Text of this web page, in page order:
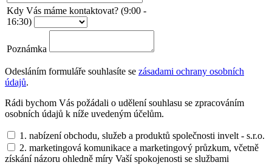
Kdy Vás máme kontaktovat? (9:00 -
16:30)
Poznámka
Odesláním formuláře souhlasíte se zásadami ochrany osobních
údajů.
Rádi bychom Vás požádali o udělení souhlasu se zpracováním
osobních údajů k níže uvedeným účelům.
1. nabízení obchodu, služeb a produktů společnosti invelt - s.r.o.
2. marketingová komunikace a marketingový průzkum, včetně
získání názoru ohledně míry Vaší spokojenosti se službami